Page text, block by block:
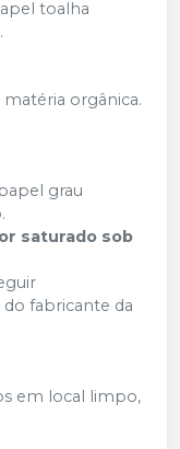
toalha
orgânica.
grau
saturado sob
fabricante da
em local limpo,